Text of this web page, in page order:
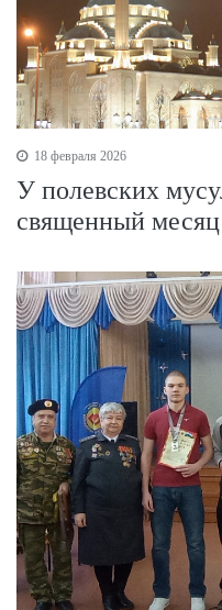
18 февраля 2026
У полевских
священный месяц